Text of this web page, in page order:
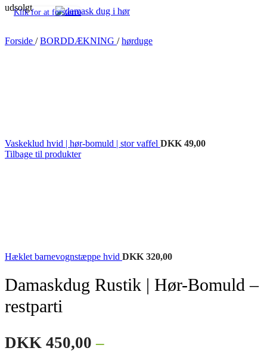
udsolgt
Klik for at forstørre
Forside / BORDDÆKNING / hørduge
Vaskeklud hvid | hør-bomuld | stor vaffel DKK 49,00
Tilbage til produkter
Hæklet barnevognstæppe hvid DKK 320,00
Damaskdug Rustik | Hør-Bomuld –
restparti
DKK 450,00 –